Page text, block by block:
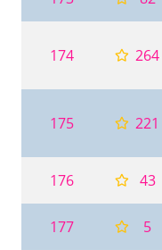
174 264
175 221
176 43
177 5